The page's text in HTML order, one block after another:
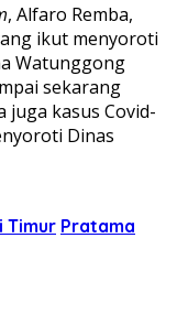
, Alfaro Remba,
ikut menyoroti
Watunggong
sekarang
juga kasus Covid-
Dinas
Timur Pratama